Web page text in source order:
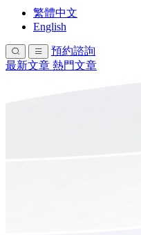
繁體中文
English
預約諮詢
最新文章 熱門文章